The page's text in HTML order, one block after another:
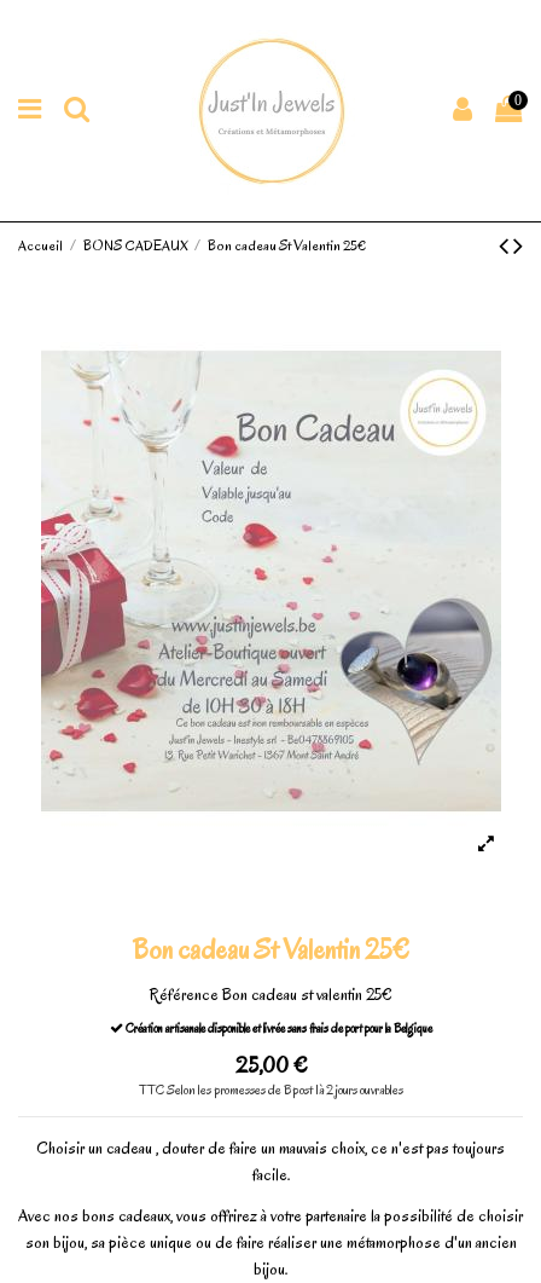
0
Accueil BONS CADEAUX Bon cadeau St Valentin 25€
Bon cadeau St Valentin 25€
RéférenceBon cadeau st valentin 25€
Création artisanale disponible et livrée sans frais de port pour la Belgique
25,00 €
TTCSelon les promesses de Bpost 1à 2 jours ouvrables
Choisir un cadeau , douter de faire un mauvais choix, ce n'est pas toujours
facile.
Avec nos bons cadeaux, vous offrirez à votre partenaire la possibilité de choisir
son bijou, sa pièce unique ou de faire réaliser une métamorphose d'un ancien
bijou.